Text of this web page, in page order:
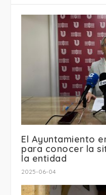
El Ayuntamiento
para conocer la
la entidad
2025-06-04